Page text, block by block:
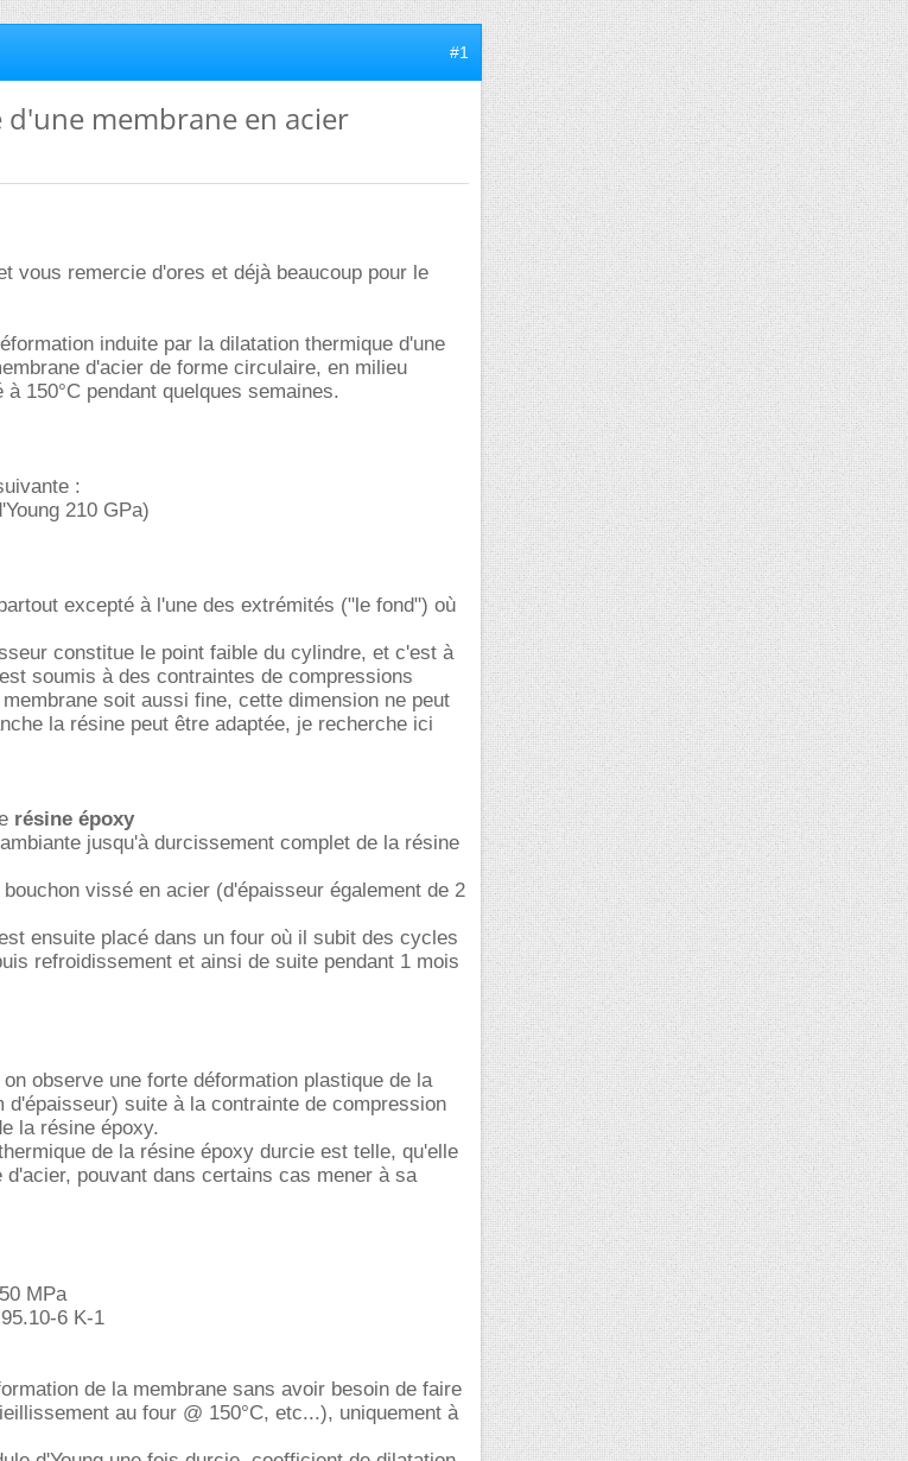
#1
membrane en acier
vous remercie d'ores et déjà beaucoup pour le
induite par la dilatation thermique d'une
d'acier de forme circulaire, en milieu
150°C pendant quelques semaines.
:
210 GPa)
excepté à l'une des extrémités ("le fond") où
constitue le point faible du cylindre, et c'est à
soumis à des contraintes de compressions
soit aussi fine, cette dimension ne peut
la résine peut être adaptée, je recherche ici
résine époxy
jusqu'à durcissement complet de la résine
vissé en acier (d'épaisseur également de 2
ensuite placé dans un four où il subit des cycles
refroidissement et ainsi de suite pendant 1 mois
observe une forte déformation plastique de la
d'épaisseur) suite à la contrainte de compression
la résine époxy.
de la résine époxy durcie est telle, qu'elle
pouvant dans certains cas mener à sa
MPa
6 K-1
de la membrane sans avoir besoin de faire
au four @ 150°C, etc...), uniquement à